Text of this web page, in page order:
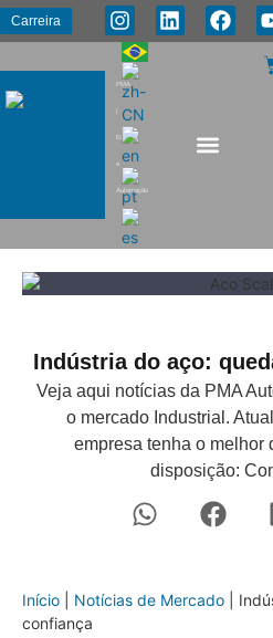
Carreira
PMA
Energia
e
Automação
Indústria do aço:
Veja aqui notícias da PMA
o mercado Industrial.
empresa tenha o melhor
disposição:
Início Notícias de Mercado
confiança